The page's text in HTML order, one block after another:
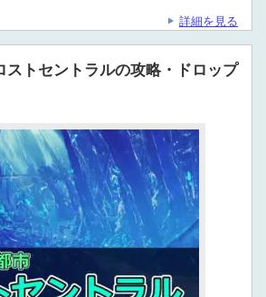
詳細を見る
ストセントラルの攻略・ドロップ